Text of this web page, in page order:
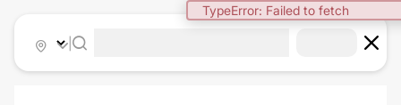
TypeError: Failed to fetch